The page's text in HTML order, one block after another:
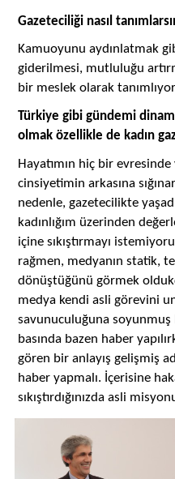
Gazeteciliği nasıl
Kamuoyunu aydınlatmak
giderilmesi, mutluluğu
bir meslek olarak
Türkiye gibi gündemi
olmak özellikle de kadın
Hayatımın hiç bir evresinde
cinsiyetimin arkasına
nedenle, gazetecilikte
kadınlığım üzerinden
içine sıkıştırmayı
rağmen, medyanın statik,
dönüştüğünü görmek
medya kendi asli görevini
savunuculuğuna soyunmuş
basında bazen haber
gören bir anlayış gelişmiş
haber yapmalı. İçerisine
sıkıştırdığınızda asli